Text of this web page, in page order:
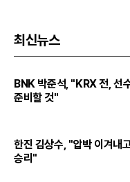
최신뉴스
BNK 박준석, "KRX 전, 선
준비할 것"
한진 김상수, "압박 이겨내
승리"